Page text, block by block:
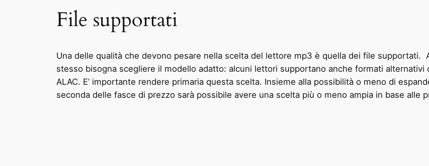
File supportati
Una delle qualità che devono pesare nella scelta del lettore mp3 è quella dei file supportati.
stesso bisogna scegliere il modello adatto: alcuni lettori supportano anche formati alternativi
ALAC. E’ importante rendere primaria questa scelta. Insieme alla possibilità o meno di
seconda delle fasce di prezzo sarà possibile avere una scelta più o meno ampia in base alle